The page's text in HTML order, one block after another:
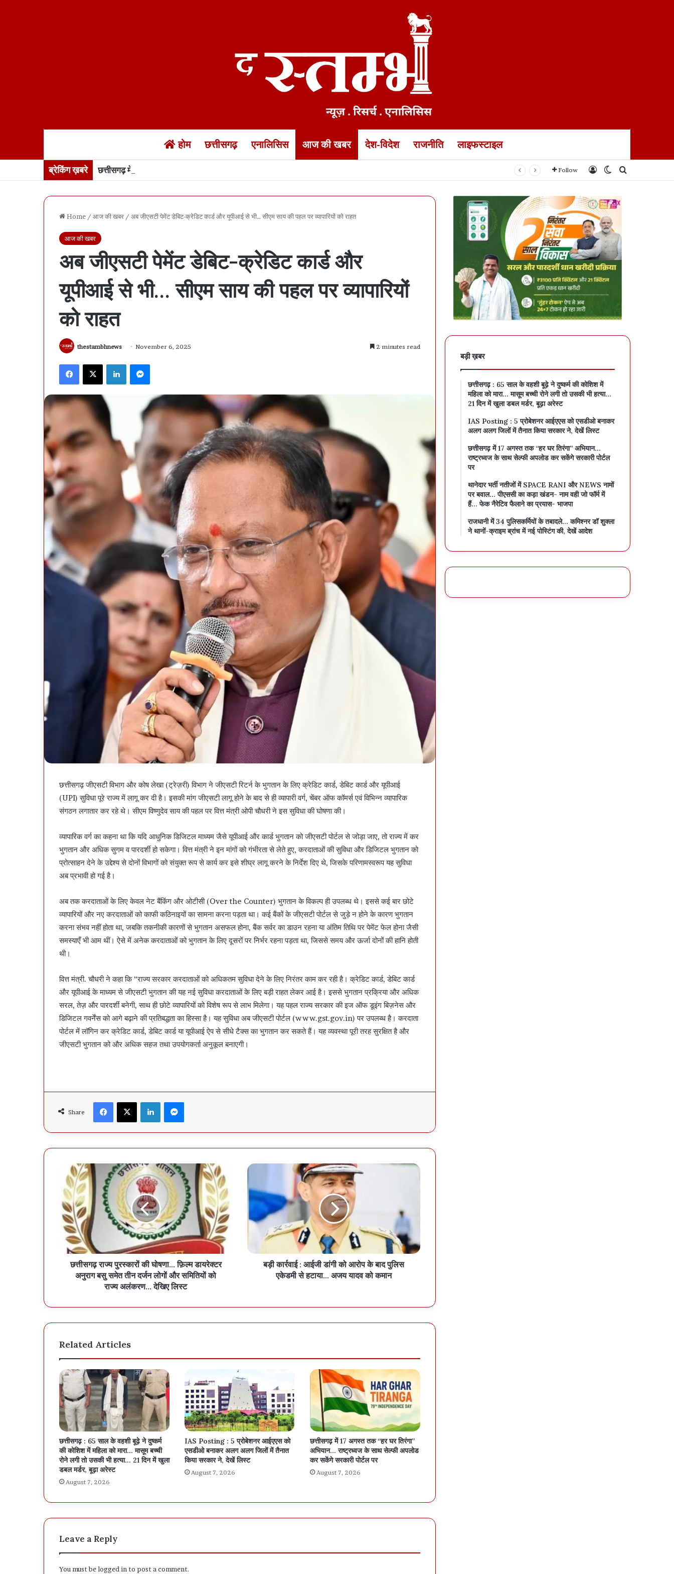
होम छत्तीसगढ़ एनालिसिस आज की खबर देश-विदेश राजनीति लाइफस्टाइल
ब्रेकिंग ख़बरे छत्तीसगढ़ में 17 अगस्त तक “हर घर तिरंगा” अभियान… राष्ट्रध्वज के साथ सेल्फी अपलोड कर सकेंगे सरकारी पोर्टल पर Follow Log InSwitch skin
Home / आज की खबर / अब जीएसटी पेमेंट डेबिट-क्रेडिट कार्ड और यूपीआई से भी… सीएम साय की पहल पर व्यापारियों को राहत
आज की खबर
अब जीएसटी पेमेंट डेबिट-क्रेडिट कार्ड और
यूपीआई से भी… सीएम साय की पहल पर व्यापारियों
को राहत
thestambhnews November 6, 2025 2 minutes read
Facebook X LinkedIn
छत्तीसगढ़ जीएसटी विभाग और कोष लेखा (ट्रेज़री) विभाग ने जीएसटी रिटर्न के भुगतान के लिए क्रेडिट कार्ड, डेबिट कार्ड और यूपीआई
(UPI) सुविधा पूरे राज्य में लागू कर दी है। इसकी मांग जीएसटी लागू होने के बाद से ही व्यापारी वर्ग, चेंबर ऑफ कॉमर्स एवं विभिन्न व्यापारिक
संगठन लगातार कर रहे थे। सीएम विष्णुदेव साय की पहल पर वित्त मंत्री ओपी चौधरी ने इस सुविधा की घोषणा की।
व्यापारिक वर्ग का कहना था कि यदि आधुनिक डिजिटल माध्यम जैसे यूपीआई और कार्ड भुगतान को जीएसटी पोर्टल से जोड़ा जाए, तो राज्य में कर
भुगतान और अधिक सुगम व पारदर्शी हो सकेगा। वित्त मंत्री ने इन मांगों को गंभीरता से लेते हुए, करदाताओं की सुविधा और डिजिटल भुगतान को
प्रोत्साहन देने के उद्देश्य से दोनों विभागों को संयुक्त रूप से कार्य कर इसे शीघ्र लागू करने के निर्देश दिए थे, जिसके परिणामस्वरूप यह सुविधा
अब प्रभावी हो गई है।
अब तक करदाताओं के लिए केवल नेट बैंकिंग और ओटीसी (Over the Counter) भुगतान के विकल्प ही उपलब्ध थे। इससे कई बार छोटे
व्यापारियों और नए करदाताओं को काफी कठिनाइयों का सामना करना पड़ता था। कई बैंकों के जीएसटी पोर्टल से जुड़े न होने के कारण भुगतान
करना संभव नहीं होता था, जबकि तकनीकी कारणों से भुगतान असफल होना, बैंक सर्वर का डाउन रहना या अंतिम तिथि पर पेमेंट फेल होना जैसी
समस्याएँ भी आम थीं। ऐसे में अनेक करदाताओं को भुगतान के लिए दूसरों पर निर्भर रहना पड़ता था, जिससे समय और ऊर्जा दोनों की हानि होती
थी।
वित्त मंत्री. चौधरी ने कहा कि “राज्य सरकार करदाताओं को अधिकतम सुविधा देने के लिए निरंतर काम कर रही है। क्रेडिट कार्ड, डेबिट कार्ड
और यूपीआई के माध्यम से जीएसटी भुगतान की यह नई सुविधा करदाताओं के लिए बड़ी राहत लेकर आई है। इससे भुगतान प्रक्रिया और अधिक
सरल, तेज़ और पारदर्शी बनेगी, साथ ही छोटे व्यापारियों को विशेष रूप से लाभ मिलेगा। यह पहल राज्य सरकार की इज ऑफ डूइंग बिज़नेस और
डिजिटल गवर्नेंस को आगे बढ़ाने की प्रतिबद्धता का हिस्सा है। यह सुविधा अब जीएसटी पोर्टल (www.gst.gov.in) पर उपलब्ध है। करदाता
पोर्टल में लॉगिन कर क्रेडिट कार्ड, डेबिट कार्ड या यूपीआई ऐप से सीधे टैक्स का भुगतान कर सकते हैं। यह व्यवस्था पूरी तरह सुरक्षित है और
जीएसटी भुगतान को और अधिक सहज तथा उपयोगकर्ता अनुकूल बनाएगी।
Share
Facebook X LinkedIn
छत्तीसगढ़ राज्य पुरस्कारों की घोषणा… फ़िल्म डायरेक्टर
अनुराग बसु समेत तीन दर्जन लोगों और समितियों को
राज्य अलंकरण… देखिए लिस्ट
बड़ी कार्रवाई : आईजी डांगी को आरोप के बाद पुलिस
एकेडमी से हटाया… अजय यादव को कमान
Related Articles
छत्तीसगढ़ : 65 साल के वहशी बूढ़े ने दुष्कर्म
की कोशिश में महिला को मारा… मासूम बच्ची
रोने लगी तो उसकी भी हत्या… 21 दिन में खुला
डबल मर्डर, बूढ़ा अरेस्ट
August 7, 2026
IAS Posting : 5 प्रोबेशनर आईएएस को
एसडीओ बनाकर अलग अलग जिलों में तैनात
किया सरकार ने, देखें लिस्ट
August 7, 2026
छत्तीसगढ़ में 17 अगस्त तक “हर घर तिरंगा”
अभियान… राष्ट्रध्वज के साथ सेल्फी अपलोड
कर सकेंगे सरकारी पोर्टल पर
August 7, 2026
Leave a Reply
You must belogged in to post a comment.
बड़ी ख़बर
छत्तीसगढ़ : 65 साल के वहशी बूढ़े ने दुष्कर्म की कोशिश में
महिला को मारा… मासूम बच्ची रोने लगी तो उसकी भी हत्या…
21 दिन में खुला डबल मर्डर, बूढ़ा अरेस्ट
IAS Posting : 5 प्रोबेशनर आईएएस को एसडीओ बनाकर
अलग अलग जिलों में तैनात किया सरकार ने, देखें लिस्ट
छत्तीसगढ़ में 17 अगस्त तक “हर घर तिरंगा” अभियान…
राष्ट्रध्वज के साथ सेल्फी अपलोड कर सकेंगे सरकारी पोर्टल
पर
थानेदार भर्ती नतीजों में SPACE RANI और NEWS नामों
पर बवाल… पीएससी का कड़ा खंडन- नाम वही जो फॉर्म में
हैं… फेक नैरेटिव फैलाने का प्रयास- भाजपा
राजधानी में 34 पुलिसकर्मियों के तबादले… कमिश्नर डॉ शुक्ला
ने थानों-क्राइम ब्रांच में नई पोस्टिंग की, देखें आदेश